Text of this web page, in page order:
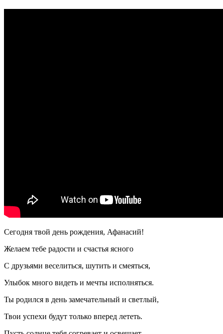
Сегодня твой день рождения, Афанасий!
Желаем тебе радости и счастья ясного
С друзьями веселиться, шутить и смеяться,
Улыбок много видеть и мечты исполняться.
Ты родился в день замечательный и светлый,
Твои успехи будут только вперед лететь.